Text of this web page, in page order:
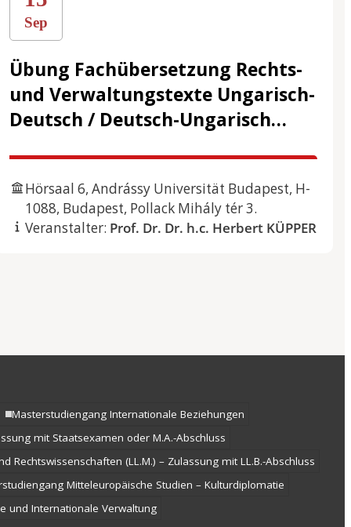
Sep
Übung Fachübersetzung Rechts-
und Verwaltungstexte Ungarisch-
Deutsch / Deutsch-Ungarisch
Hörsaal 6, Andrássy Universität Budapest, H-
1088, Budapest, Pollack Mihály tér 3.
Veranstalter: Prof. Dr. Dr. h.c. Herbert KÜPPER
Masterstudiengang Internationale Beziehungen
mit Staatsexamen oder M.A.-Abschluss
Rechtswissenschaften (LL.M.) – Zulassung mit LL.B.-Abschluss
Mitteleuropäische Studien – Kulturdiplomatie
und Internationale Verwaltung